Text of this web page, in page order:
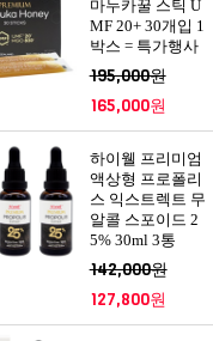
마누카꿀 스틱 U
MF 20+ 30개입 1
박스 = 특가행사
195,000원
165,000원
하이웰 프리미엄
액상형 프로폴리
스 익스트렉트 무
알콜 스포이드 2
5% 30ml 3통
142,000원
127,800원